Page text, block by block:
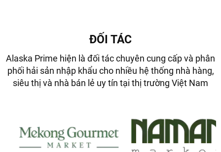
ĐỐI TÁC
Alaska Prime hiện là đối tác chuyên cung cấp và phân
phối hải sản nhập khẩu cho nhiều hệ thống nhà hàng,
siêu thị và nhà bán lẻ uy tín tại thị trường Việt Nam